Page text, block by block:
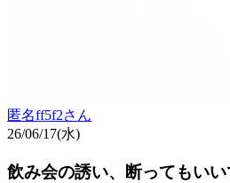
匿名ff5f2さん
26/06/17(水)
飲み会の誘い、断ってもいい